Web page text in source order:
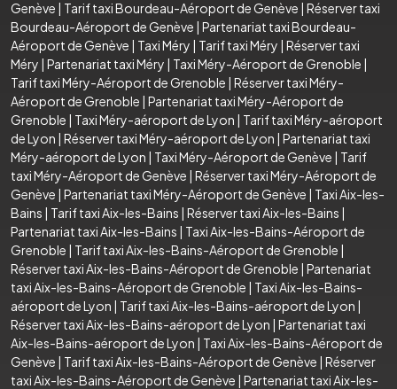
Genève | Tarif taxi Bourdeau-Aéroport de Genève | Réserver taxi
Bourdeau-Aéroport de Genève | Partenariat taxi Bourdeau-
Aéroport de Genève | Taxi Méry | Tarif taxi Méry | Réserver taxi
Méry | Partenariat taxi Méry | Taxi Méry-Aéroport de Grenoble |
Tarif taxi Méry-Aéroport de Grenoble | Réserver taxi Méry-
Aéroport de Grenoble | Partenariat taxi Méry-Aéroport de
Grenoble | Taxi Méry-aéroport de Lyon | Tarif taxi Méry-aéroport
de Lyon | Réserver taxi Méry-aéroport de Lyon | Partenariat taxi
Méry-aéroport de Lyon | Taxi Méry-Aéroport de Genève | Tarif
taxi Méry-Aéroport de Genève | Réserver taxi Méry-Aéroport de
Genève | Partenariat taxi Méry-Aéroport de Genève | Taxi Aix-les-
Bains | Tarif taxi Aix-les-Bains | Réserver taxi Aix-les-Bains |
Partenariat taxi Aix-les-Bains | Taxi Aix-les-Bains-Aéroport de
Grenoble | Tarif taxi Aix-les-Bains-Aéroport de Grenoble |
Réserver taxi Aix-les-Bains-Aéroport de Grenoble | Partenariat
taxi Aix-les-Bains-Aéroport de Grenoble | Taxi Aix-les-Bains-
aéroport de Lyon | Tarif taxi Aix-les-Bains-aéroport de Lyon |
Réserver taxi Aix-les-Bains-aéroport de Lyon | Partenariat taxi
Aix-les-Bains-aéroport de Lyon | Taxi Aix-les-Bains-Aéroport de
Genève | Tarif taxi Aix-les-Bains-Aéroport de Genève | Réserver
taxi Aix-les-Bains-Aéroport de Genève | Partenariat taxi Aix-les-